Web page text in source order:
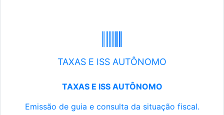
TAXAS E ISS AUTÔNOMO
TAXAS E ISS AUTÔNOMO
Emissão de guia e consulta da situação fiscal.